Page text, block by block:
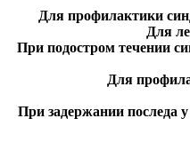
Для профилактики
Для
При подостром течении
Для
При задержании последа